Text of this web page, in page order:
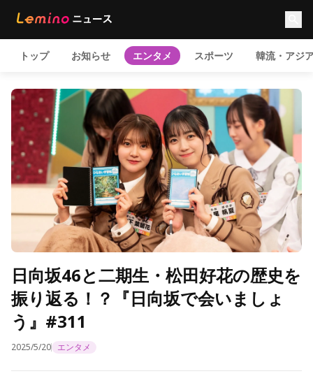
トップ お知らせ エンタメ スポーツ 韓流・アジ
日向坂46と二期生・松田好花の歴史を
振り返る！？『日向坂で会いましょ
う』#311
2025/5/20 エンタメ